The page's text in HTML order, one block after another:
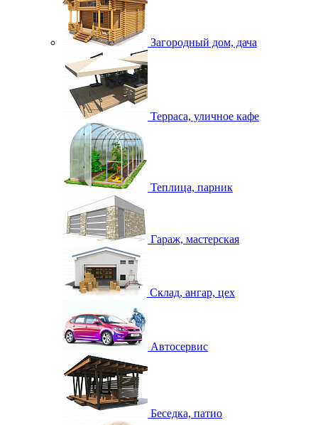
Загородный дом, дача
Терраса, уличное кафе
Теплица, парник
Гараж, мастерская
Склад, ангар, цех
Автосервис
Беседка, патио